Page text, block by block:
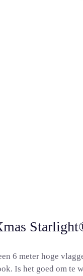
6 meter hoge
Is het goed om te